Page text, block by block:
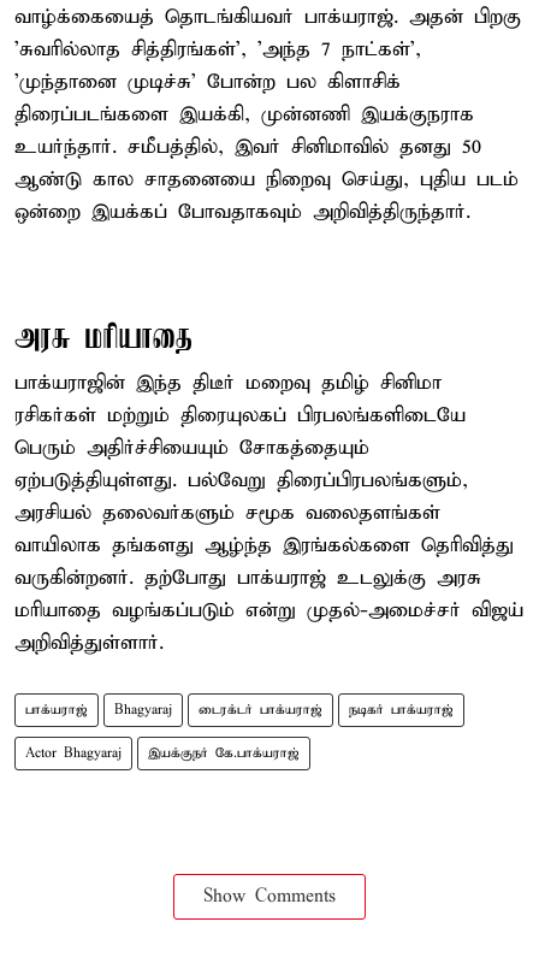
வாழ்க்கையைத் தொடங்கியவர் பாக்யராஜ். அதன் பிறகு
'சுவரில்லாத சித்திரங்கள்', 'அந்த 7 நாட்கள்',
'முந்தானை முடிச்சு' போன்ற பல கிளாசிக்
திரைப்படங்களை இயக்கி, முன்னணி இயக்குநராக
உயர்ந்தார். சமீபத்தில், இவர் சினிமாவில் தனது 50
ஆண்டு கால சாதனையை நிறைவு செய்து, புதிய படம்
ஒன்றை இயக்கப் போவதாகவும் அறிவித்திருந்தார்.
அரசு மரியாதை
பாக்யராஜின் இந்த திடீர் மறைவு தமிழ் சினிமா
ரசிகர்கள் மற்றும் திரையுலகப் பிரபலங்களிடையே
பெரும் அதிர்ச்சியையும் சோகத்தையும்
ஏற்படுத்தியுள்ளது. பல்வேறு திரைப்பிரபலங்களும்,
அரசியல் தலைவர்களும் சமூக வலைதளங்கள்
வாயிலாக தங்களது ஆழ்ந்த இரங்கல்களை தெரிவித்து
வருகின்றனர். தற்போது பாக்யராஜ் உடலுக்கு அரசு
மரியாதை வழங்கப்படும் என்று முதல்-அமைச்சர் விஜய்
அறிவித்துள்ளார்.
பாக்யராஜ் Bhagyaraj டைரக்டர் பாக்யராஜ் நடிகர் பாக்யராஜ்
Actor Bhagyaraj இயக்குநர் கே.பாக்யராஜ்
Show Comments